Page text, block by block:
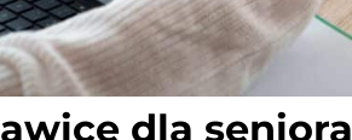
dla